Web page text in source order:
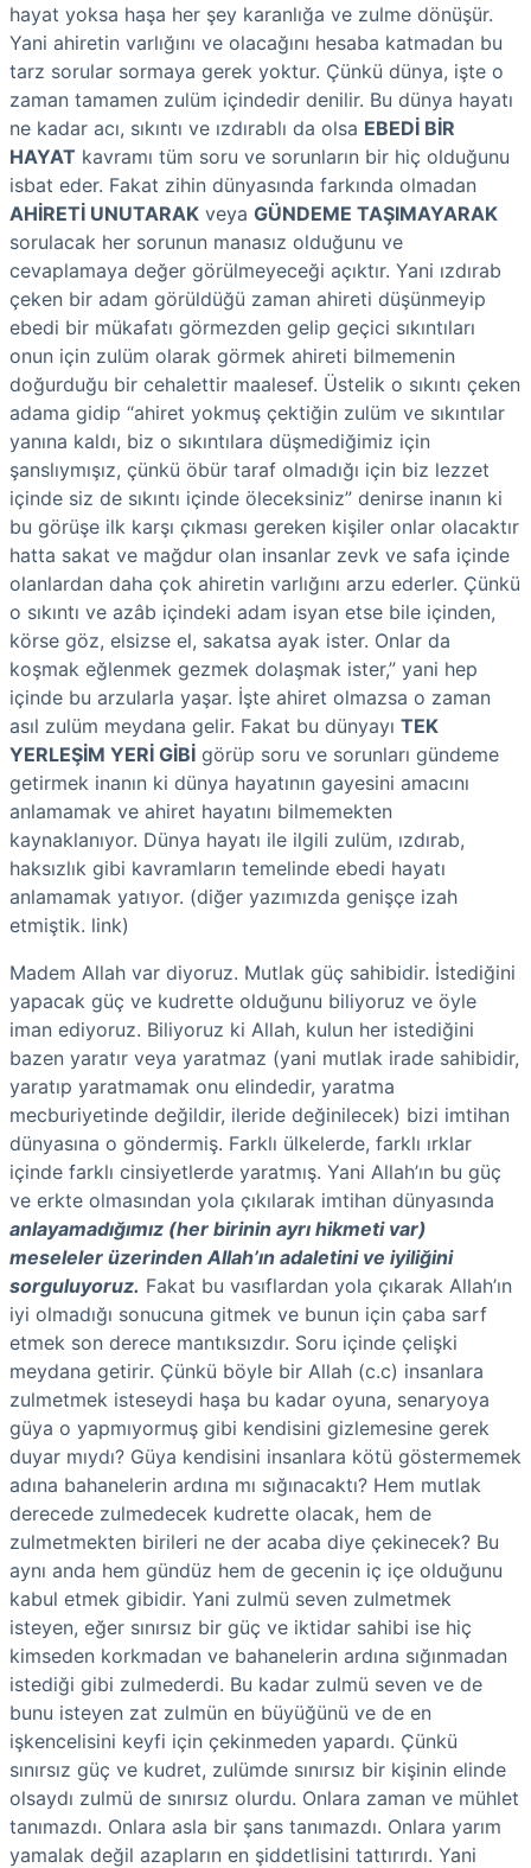
hayat yoksa haşa her şey karanlığa ve zulme dönüşür.
Yani ahiretin varlığını ve olacağını hesaba katmadan bu
tarz sorular sormaya gerek yoktur. Çünkü dünya, işte o
zaman tamamen zulüm içindedir denilir. Bu dünya hayatı
ne kadar acı, sıkıntı ve ızdırablı da olsa EBEDİ BİR
HAYAT kavramı tüm soru ve sorunların bir hiç olduğunu
isbat eder. Fakat zihin dünyasında farkında olmadan
AHİRETİ UNUTARAK veya GÜNDEME TAŞIMAYARAK
sorulacak her sorunun manasız olduğunu ve
cevaplamaya değer görülmeyeceği açıktır. Yani ızdırab
çeken bir adam görüldüğü zaman ahireti düşünmeyip
ebedi bir mükafatı görmezden gelip geçici sıkıntıları
onun için zulüm olarak görmek ahireti bilmemenin
doğurduğu bir cehalettir maalesef. Üstelik o sıkıntı çeken
adama gidip “ahiret yokmuş çektiğin zulüm ve sıkıntılar
yanına kaldı, biz o sıkıntılara düşmediğimiz için
şanslıymışız, çünkü öbür taraf olmadığı için biz lezzet
içinde siz de sıkıntı içinde öleceksiniz” denirse inanın ki
bu görüşe ilk karşı çıkması gereken kişiler onlar olacaktır
hatta sakat ve mağdur olan insanlar zevk ve safa içinde
olanlardan daha çok ahiretin varlığını arzu ederler. Çünkü
o sıkıntı ve azâb içindeki adam isyan etse bile içinden,
körse göz, elsizse el, sakatsa ayak ister. Onlar da
koşmak eğlenmek gezmek dolaşmak ister,” yani hep
içinde bu arzularla yaşar. İşte ahiret olmazsa o zaman
asıl zulüm meydana gelir. Fakat bu dünyayı TEK
YERLEŞİM YERİ GİBİ görüp soru ve sorunları gündeme
getirmek inanın ki dünya hayatının gayesini amacını
anlamamak ve ahiret hayatını bilmemekten
kaynaklanıyor. Dünya hayatı ile ilgili zulüm, ızdırab,
haksızlık gibi kavramların temelinde ebedi hayatı
anlamamak yatıyor. (diğer yazımızda genişçe izah
etmiştik. link)
Madem Allah var diyoruz. Mutlak güç sahibidir. İstediğini
yapacak güç ve kudrette olduğunu biliyoruz ve öyle
iman ediyoruz. Biliyoruz ki Allah, kulun her istediğini
bazen yaratır veya yaratmaz (yani mutlak irade sahibidir,
yaratıp yaratmamak onu elindedir, yaratma
mecburiyetinde değildir, ileride değinilecek) bizi imtihan
dünyasına o göndermiş. Farklı ülkelerde, farklı ırklar
içinde farklı cinsiyetlerde yaratmış. Yani Allah’ın bu güç
ve erkte olmasından yola çıkılarak imtihan dünyasında
anlayamadığımız (her birinin ayrı hikmeti var)
meseleler üzerinden Allah’ın adaletini ve iyiliğini
sorguluyoruz. Fakat bu vasıflardan yola çıkarak Allah’ın
iyi olmadığı sonucuna gitmek ve bunun için çaba sarf
etmek son derece mantıksızdır. Soru içinde çelişki
meydana getirir. Çünkü böyle bir Allah (c.c) insanlara
zulmetmek isteseydi haşa bu kadar oyuna, senaryoya
güya o yapmıyormuş gibi kendisini gizlemesine gerek
duyar mıydı? Güya kendisini insanlara kötü göstermemek
adına bahanelerin ardına mı sığınacaktı? Hem mutlak
derecede zulmedecek kudrette olacak, hem de
zulmetmekten birileri ne der acaba diye çekinecek? Bu
aynı anda hem gündüz hem de gecenin iç içe olduğunu
kabul etmek gibidir. Yani zulmü seven zulmetmek
isteyen, eğer sınırsız bir güç ve iktidar sahibi ise hiç
kimseden korkmadan ve bahanelerin ardına sığınmadan
istediği gibi zulmederdi. Bu kadar zulmü seven ve de
bunu isteyen zat zulmün en büyüğünü ve de en
işkencelisini keyfi için çekinmeden yapardı. Çünkü
sınırsız güç ve kudret, zulümde sınırsız bir kişinin elinde
olsaydı zulmü de sınırsız olurdu. Onlara zaman ve mühlet
tanımazdı. Onlara asla bir şans tanımazdı. Onlara yarım
yamalak değil azapların en şiddetlisini tattırırdı. Yani